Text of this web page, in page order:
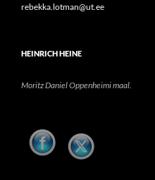
rebekka.lotman@ut.ee
HEINRICH HEINE
Moritz Daniel Oppenheimi maal.